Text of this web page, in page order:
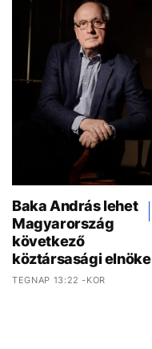
Baka András lehet
Magyarország
következő
köztársasági elnöke
TEGNAP 13:22 -KOR